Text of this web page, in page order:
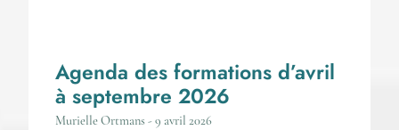
Agenda des formations d’avril
à septembre 2026
Murielle Ortmans 9 avril 2026